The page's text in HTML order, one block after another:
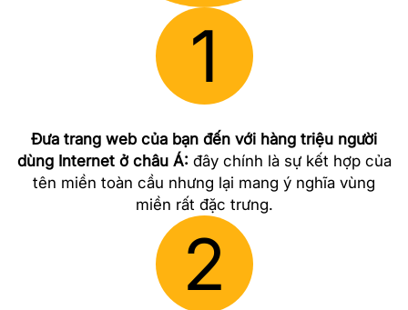
1
Đưa trang web của bạn đến với hàng triệu người
dùng Internet ở châu Á: đây chính là sự kết hợp của
tên miền toàn cầu nhưng lại mang ý nghĩa vùng
miền rất đặc trưng.
2